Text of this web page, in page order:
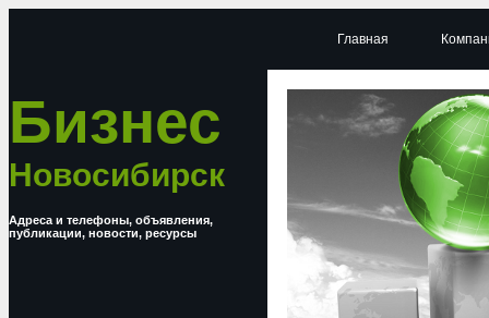
Бизнес
Новосибирск
Адреса и телефоны, объявления,
публикации, новости, ресурсы
Главная